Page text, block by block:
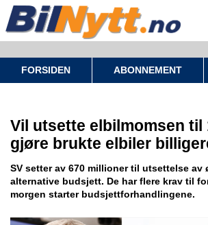
FORSIDEN ABONNEMENT
Vil utsette elbilmomsen til
gjøre brukte elbiler
SV setter av 670 millioner til utsettelse
alternative budsjett. De har flere krav til
morgen starter budsjettforhandlingene.